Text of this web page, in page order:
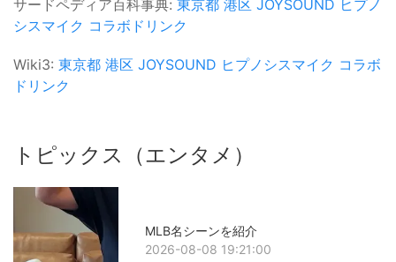
サードペディア百科事典: 東京都 港区 JOYSOUND ヒプノ
シスマイク コラボドリンク
Wiki3: 東京都 港区 JOYSOUND ヒプノシスマイク コラボ
ドリンク
トピックス（エンタメ）
MLB名シーンを紹介
2026-08-08 19:21:00